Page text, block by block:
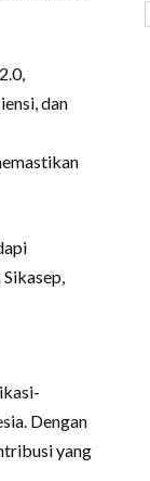
dan
Dengan
yang